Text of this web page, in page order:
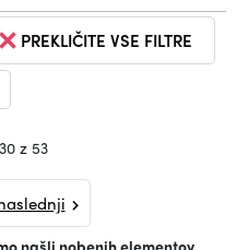
PREKLIČITE VSE FILTRE
z 53
našli nobenih elementov.